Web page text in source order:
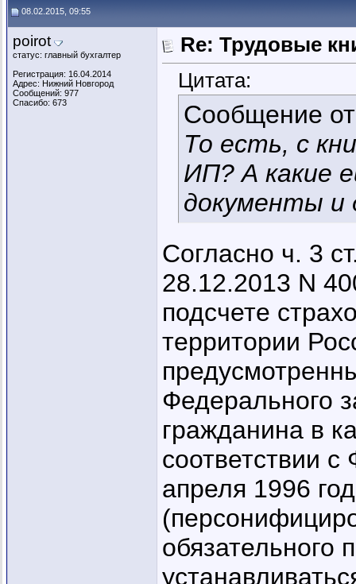
08.02.2015, 09:55
poirot
статус: главный бухгалтер
Регистрация: 16.04.2014
Адрес: Нижний Новгород
Сообщений: 977
Спасибо: 673
Re: Трудовые
Цитата:
Сообщение
То есть, с
ИП? А какие
документы и
Согласно ч. 3
28.12.2013 N
подсчете
территории
Федерального
гражданина в
соответствии
апреля 1996
обязательного